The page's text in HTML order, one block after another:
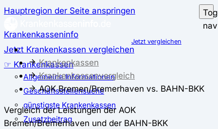
Hauptregion der Seite anspringen
Krankenkasseninfo
Jetzt Krankenkassen vergleichen
☞ Krankenkassen
Allgemeine Informationen
Geschäftsstellensuche
günstigste Krankenkassen
Zusatzbeitrag
Jetzt vergleichen
Krankenkassen
Krankenkassenvergleich
AOK Bremen/Bremerhaven vs. BAHN-BKK
Vergleich der Leistungen der AOK
Bremen/Bremerhaven und der BAHN-BKK